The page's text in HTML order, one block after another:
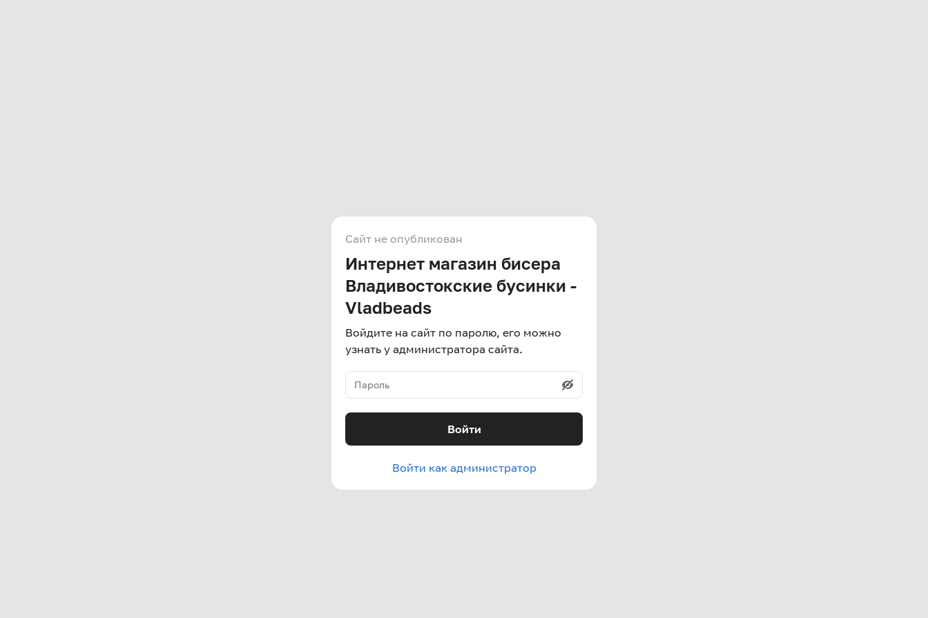
Сайт не опубликован
Интернет магазин бисера
Владивостокские бусинки -
Vladbeads
Войдите на сайт по паролю, его можно
узнать у администратора сайта.
Войти
Войти как администратор